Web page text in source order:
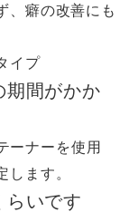
、癖の改善にも
イプ
期間がかか
ーナーを使用
します。
らいです